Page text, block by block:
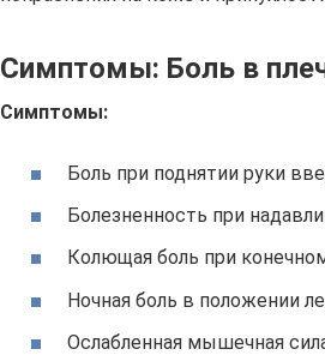
Симптомы: Боль в
Симптомы:
Боль при поднятии руки
Болезненность при
Колющая боль при
Ночная боль в положении
Ослабленная мышечная